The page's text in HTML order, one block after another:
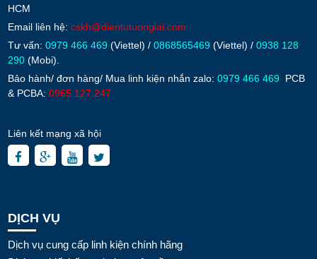
HCM
Email liên hệ: cskh@dientutuonglai.com
Tư vấn: 0979 466 469 (Viettel) / 0868565469 (Viettel) / 0938 128
290 (Mobi).
Bảo hành/ đơn hàng/ Mua linh kiện nhắn zalo: 0979 466 469
PCB
& PCBA: 0965.127.247
Liên kết mạng xã hội
DỊCH VỤ
Dịch vụ cung cấp linh kiện chính hãng